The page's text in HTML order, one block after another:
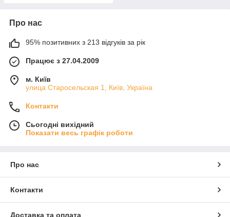
Про нас
95% позитивних з 213 відгуків за рік
Працює з 27.04.2009
м. Київ
улица Старосельская 1, Київ, Україна
Контакти
Сьогодні вихідний
Показати весь графік роботи
Про нас
Контакти
Доставка та оплата